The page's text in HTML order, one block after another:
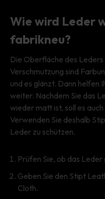
Wie wird Leder
fabrikneu?
Die Oberfläche des
Verschmutzung sind
und es glänzt. Dann helfen
weiter. Nachdem Sie das
wieder matt ist, soll es
Verwenden Sie deshalb
Leder zu schützen.
Prüfen Sie, ob das
Geben Sie den Stipt
Cloth.